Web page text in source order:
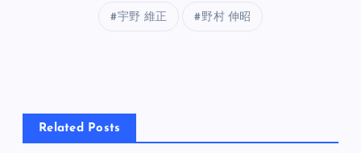
宇野 維正 野村 伸昭
Related Posts